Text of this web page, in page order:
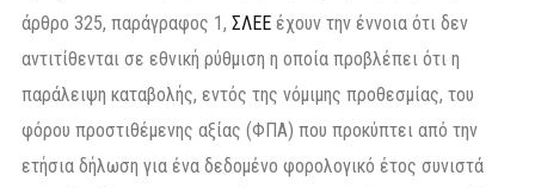
άρθρο 325, παράγραφος 1, ΣΛΕΕ έχουν την έννοια ότι δεν
αντιτίθενται σε εθνική ρύθμιση η οποία προβλέπει ότι η
παράλειψη καταβολής, εντός της νόμιμης προθεσμίας, του
φόρου προστιθέμενης αξίας (ΦΠΑ) που προκύπτει από την
ετήσια δήλωση για ένα δεδομένο φορολογικό έτος συνιστά